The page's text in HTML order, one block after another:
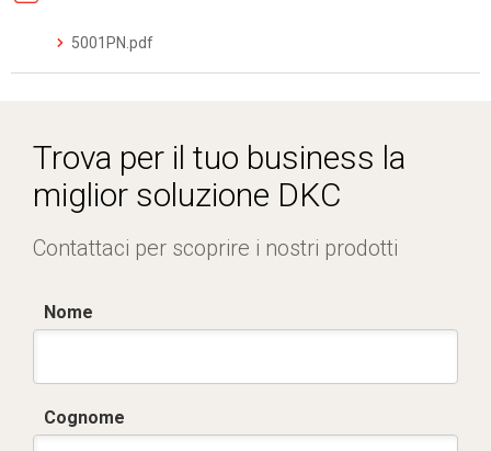
5001PN.pdf
Trova per il tuo business la
miglior soluzione DKC
Contattaci per scoprire i nostri prodotti
Nome
Cognome